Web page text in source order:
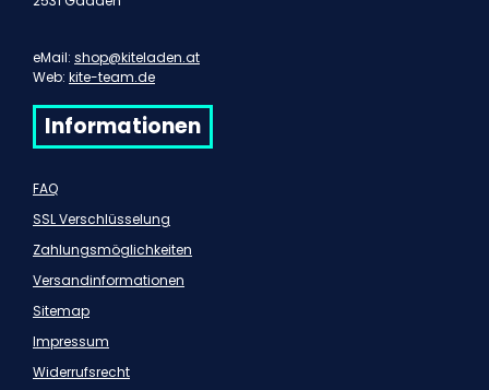
eMail: shop@kiteladen.at
Web: kite-team.de
Informationen
FAQ
SSL Verschlüsselung
Zahlungsmöglichkeiten
Versandinformationen
Sitemap
Impressum
Widerrufsrecht